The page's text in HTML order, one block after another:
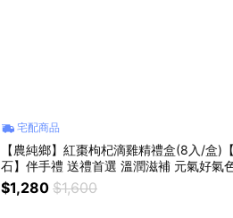
宅配商品
【農純鄉】紅棗枸杞滴雞精禮盒(8入/盒)
石】伴手禮 送禮首選 溫潤滋補 元氣好氣
調理
$1,280 $1,600